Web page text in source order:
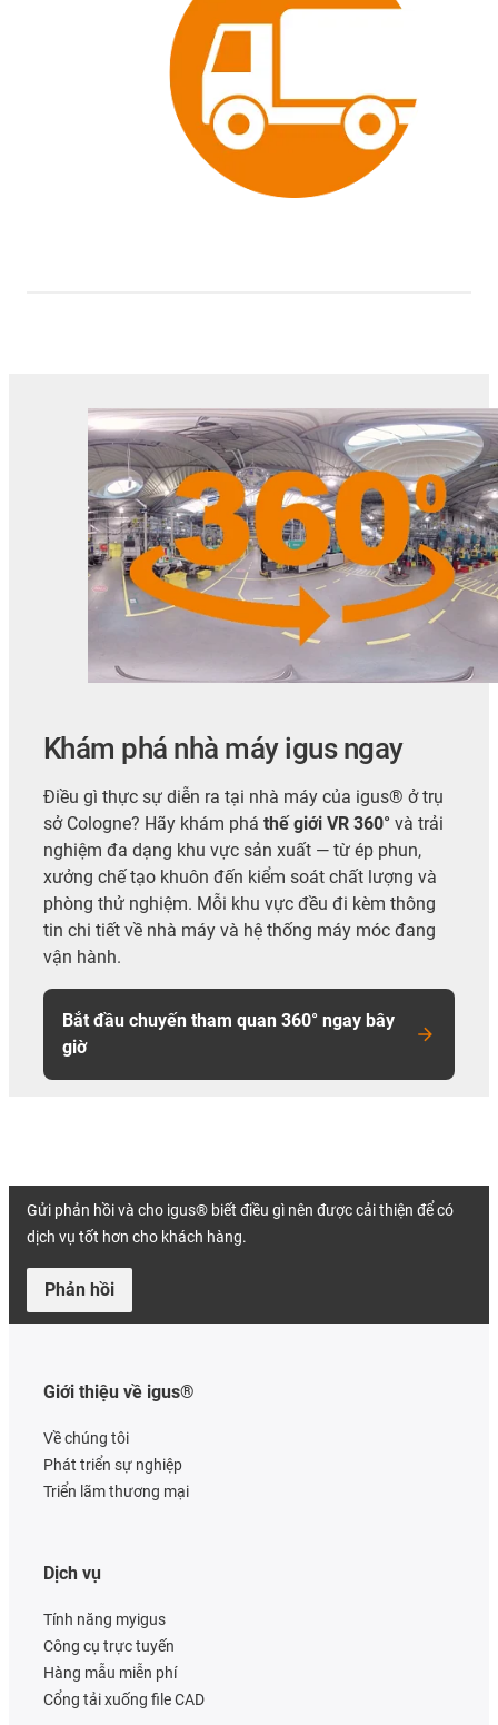
Khám phá nhà máy igus ngay
Điều gì thực sự diễn ra tại nhà máy của igus® ở trụ
sở Cologne? Hãy khám phá thế giới VR 360° và trải
nghiệm đa dạng khu vực sản xuất — từ ép phun,
xưởng chế tạo khuôn đến kiểm soát chất lượng và
phòng thử nghiệm. Mỗi khu vực đều đi kèm thông
tin chi tiết về nhà máy và hệ thống máy móc đang
vận hành.
Bắt đầu chuyến tham quan 360° ngay bây
giờ
Gửi phản hồi và cho igus® biết điều gì nên được cải thiện để có
dịch vụ tốt hơn cho khách hàng.
Phản hồi
Giới thiệu về igus®
Về chúng tôi
Phát triển sự nghiệp
Triển lãm thương mại
Dịch vụ
Tính năng myigus
Công cụ trực tuyến
Hàng mẫu miễn phí
Cổng tải xuống file CAD